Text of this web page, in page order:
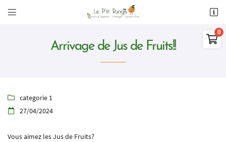
 
02 37 45 10 56

Arrivage de Jus de Fruits!!
 categorie 1
 27/04/2024
Vous aimez les Jus de Fruits?